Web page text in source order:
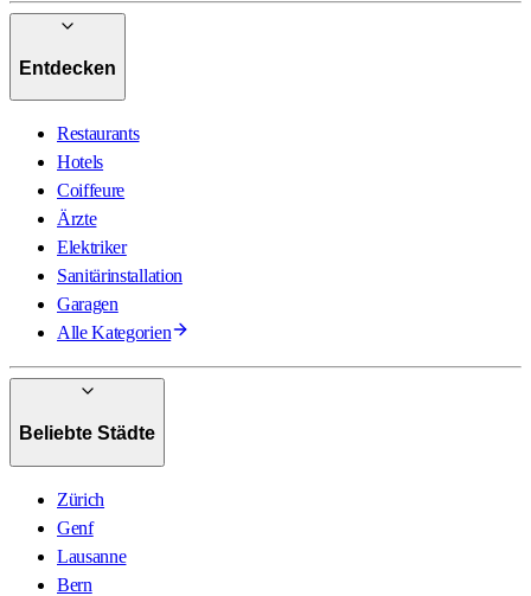
Entdecken
Restaurants
Hotels
Coiffeure
Ärzte
Elektriker
Sanitärinstallation
Garagen
Alle Kategorien
Beliebte Städte
Zürich
Genf
Lausanne
Bern